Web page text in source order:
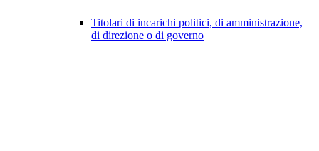
Titolari di incarichi politici, di amministrazione,
di direzione o di governo